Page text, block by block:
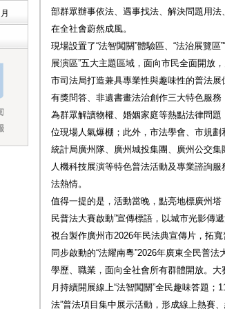
月
部群眾辦事依法、遇事找法、解決問題用
在全社會蔚然成風。
現場設置了“法智闖關”體驗區、“法治展覽區
展演區”五大主題區域，面向市民全面開放
市司法局打造兼具專業性與趣味性的普法
有獎問答、非遺書畫法治創作三大特色服務
為群眾解讀物權、婚姻家庭等熱點法律問
位現場人氣爆棚；此外，市法學會、市規
統計局廣州隊、廣州城投集團、廣州公交
人機科技展演等特色普法活動及專業諮詢
法熱情。
值得一提的是，活動當晚，點亮地標廣州
民普法大賽啟動”宣傳標語，以城市光影傳
視台製作廣州市2026年民法典宣傳片，拓
同步啟動的“法耀南粵”2026年廣東全民普
學歷、職業，面向全社會所有群體開放。大
月持續開展線上“法智闖關”全民趣味答題；
法”普法項目集中展示活動，形成線上熱賽